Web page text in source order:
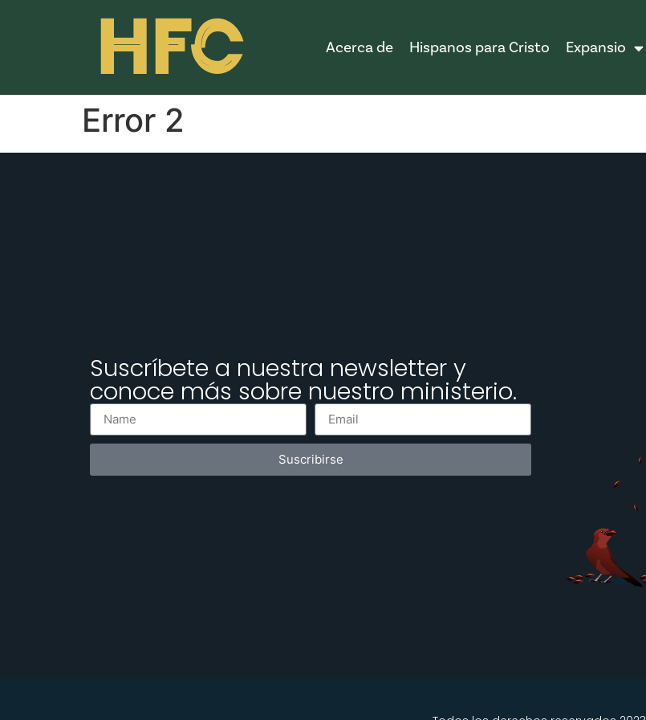
HFC Acerca de Hispanos para Cristo Expansio
Error 2
Suscríbete a nuestra newsletter y
conoce más sobre nuestro ministerio.
Suscribirse